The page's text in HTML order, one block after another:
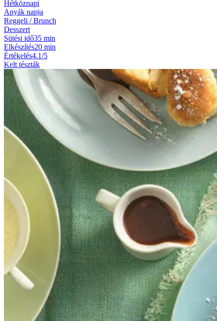
Hétköznapi
Anyák napja
Reggeli / Brunch
Desszert
Sütési idő35 min
Elkészítés20 min
Értékelés4.1/5
Kelt tészták